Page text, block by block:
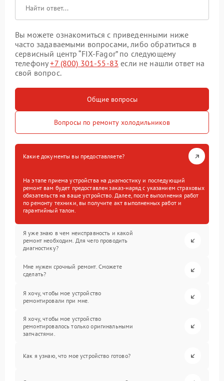
Вы можете ознакомиться с приведенными ниже
часто задаваемыми вопросами, либо обратиться в
сервисный центр “FIX-Fagor” по следующему
телефону+7 (800) 301-55-83 если не нашли ответ на
свой вопрос.
Общие вопросы
Вопросы по ремонту холодильников
Какие документы вы предоставляете?
На этапе приема устройства на диагностику и последующий
ремонт вам будет предоставлен заказ-наряд с указанием страховых
обязательств на ваше устройство. Далее, после выполнения работ
по ремонту техники, вы получите акт выполненных работ и
гарантийный талон.
Я уже знаю в чем неисправность и какой
ремонт необходим. Для чего проводить
диагностику?
Мне нужен срочный ремонт. Сможете
сделать?
Я хочу, чтобы мое устройство
ремонтировали при мне.
Я хочу, чтобы мое устройство
ремонтировалось только оригинальными
запчастями.
Как я узнаю, что мое устройство готово?